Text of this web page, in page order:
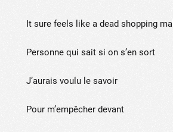
It sure feels like a dead shopping mall
Personne qui sait si on s’en sort
J’aurais voulu le savoir
Pour m’empêcher devant